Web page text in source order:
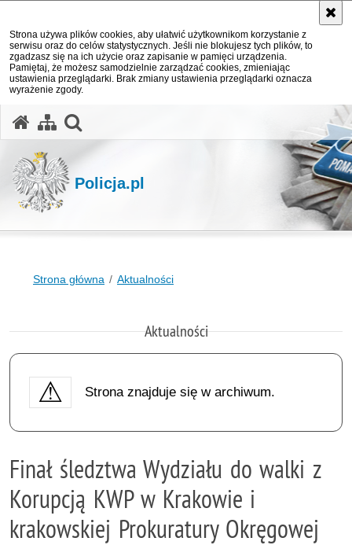
Strona używa plików cookies, aby ułatwić użytkownikom korzystanie z
serwisu oraz do celów statystycznych. Jeśli nie blokujesz tych plików, to
zgadzasz się na ich użycie oraz zapisanie w pamięci urządzenia.
Pamiętaj, że możesz samodzielnie zarządzać cookies, zmieniając
ustawienia przeglądarki. Brak zmiany ustawienia przeglądarki oznacza
wyrażenie zgody.
Policja.pl
Strona główna Aktualności
Aktualności
Strona znajduje się w archiwum.
Finał śledztwa Wydziału do walki z
Korupcją KWP w Krakowie i
krakowskiej Prokuratury Okręgowej